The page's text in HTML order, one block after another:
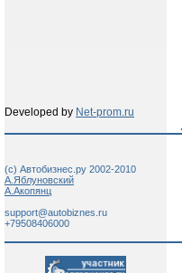
Developed by Net-prom.ru
(c) Автобизнес.ру 2002-2010
А.Яблуновский
А.Акопянц
support@autobiznes.ru
+79508406000